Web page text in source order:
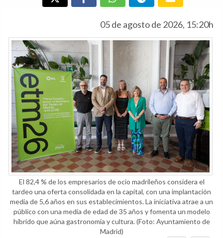
05 de agosto de 2026, 15:20h
El 82,4 % de los empresarios de ocio madrileños considera el
tardeo una oferta consolidada en la capital, con una implantación
media de 5,6 años en sus establecimientos. La iniciativa atrae a un
público con una media de edad de 35 años y fomenta un modelo
híbrido que aúna gastronomía y cultura.(Foto: Ayuntamiento de
Madrid)